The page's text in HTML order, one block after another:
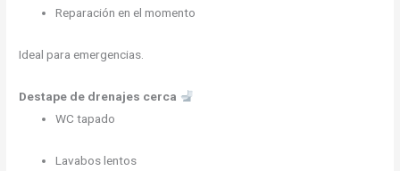
Reparación en el momento
Ideal para emergencias.
Destape de drenajes cerca
WC tapado
Lavabos lentos